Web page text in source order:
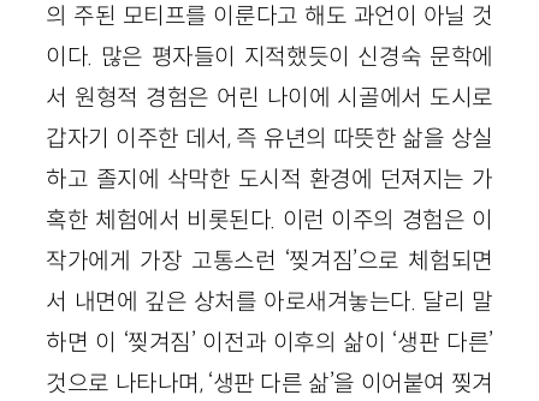
의 주된 모티프를 이룬다고 해도 과언이 아닐 것
이다. 많은 평자들이 지적했듯이 신경숙 문학에
서 원형적 경험은 어린 나이에 시골에서 도시로
갑자기 이주한 데서, 즉 유년의 따뜻한 삶을 상실
하고 졸지에 삭막한 도시적 환경에 던져지는 가
혹한 체험에서 비롯된다. 이런 이주의 경험은 이
작가에게 가장 고통스런 ‘찢겨짐’으로 체험되면
서 내면에 깊은 상처를 아로새겨놓는다. 달리 말
하면 이 ‘찢겨짐’ 이전과 이후의 삶이 ‘생판 다른’
것으로 나타나며, ‘생판 다른 삶’을 이어붙여 찢겨